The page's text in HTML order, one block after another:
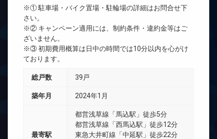
※① 駐車場・バイク置場・駐輪場の詳細はお問合せ下
さい。
※② キャンペーン適用には、制約条件・違約金等はご
ざいません。
※③ 初期費用概算は日中の時間では10分以内を心がけ
ております。
総戸数 39戸
築年月 2024年1月
最寄駅
都営浅草線「馬込駅」徒歩5分
都営浅草線「西馬込駅」徒歩12分
東急大井町線「中延駅」徒歩22分